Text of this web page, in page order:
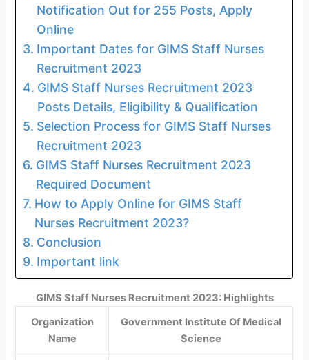
Notification Out for 255 Posts, Apply
Online
Important Dates for GIMS Staff Nurses
Recruitment 2023
GIMS Staff Nurses Recruitment 2023
Posts Details, Eligibility & Qualification
Selection Process for GIMS Staff Nurses
Recruitment 2023
GIMS Staff Nurses Recruitment 2023
Required Document
How to Apply Online for GIMS Staff
Nurses Recruitment 2023?
Conclusion
Important link
GIMS Staff Nurses Recruitment 2023: Highlights
Organization
Name
Government Institute Of Medical
Science